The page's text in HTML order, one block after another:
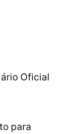
Oficial
para